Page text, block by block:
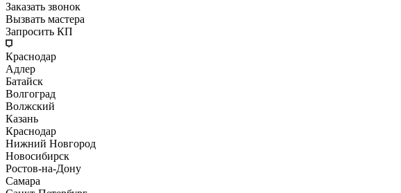
Заказать звонок
Вызвать мастера
Запросить КП
Краснодар
Адлер
Батайск
Волгоград
Волжский
Казань
Краснодар
Нижний Новгород
Новосибирск
Ростов-на-Дону
Самара